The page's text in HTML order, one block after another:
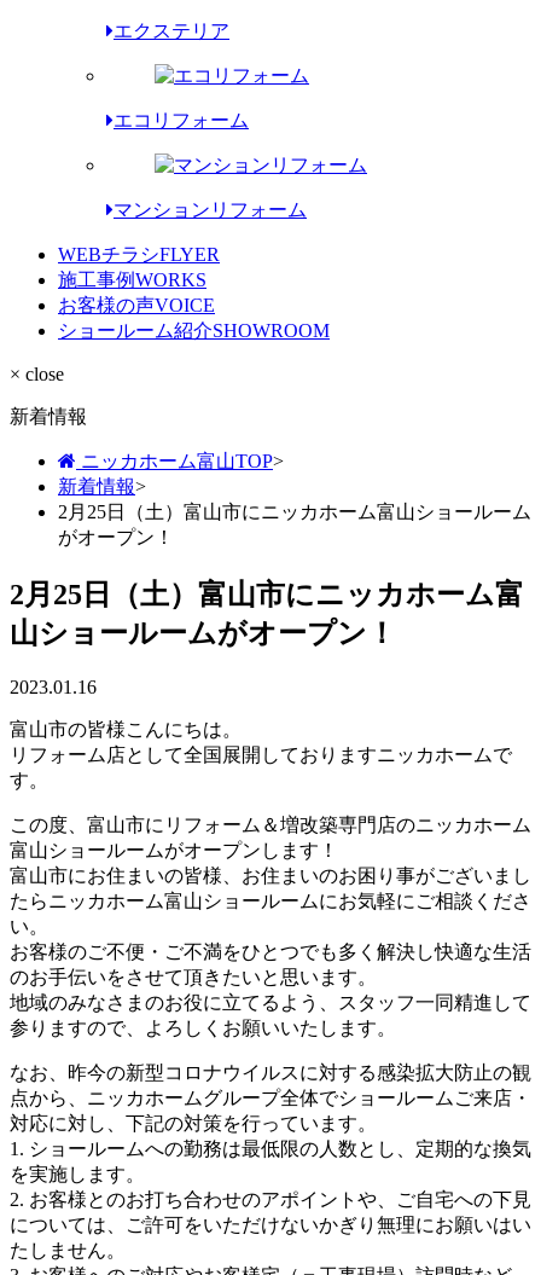
エクステリア
エコリフォーム
マンションリフォーム
WEBチラシFLYER
施工事例WORKS
お客様の声VOICE
ショールーム紹介SHOWROOM
× close
新着情報
ニッカホーム富山TOP>
新着情報>
2月25日（土）富山市にニッカホーム富山ショールーム
がオープン！
2月25日（土）富山市にニッカホーム富
山ショールームがオープン！
2023.01.16
富山市の皆様こんにちは。
リフォーム店として全国展開しておりますニッカホームで
す。
この度、富山市にリフォーム＆増改築専門店のニッカホーム
富山ショールームがオープンします！
富山市にお住まいの皆様、お住まいのお困り事がございまし
たらニッカホーム富山ショールームにお気軽にご相談くださ
い。
お客様のご不便・ご不満をひとつでも多く解決し快適な生活
のお手伝いをさせて頂きたいと思います。
地域のみなさまのお役に立てるよう、スタッフ一同精進して
参りますので、よろしくお願いいたします。
なお、昨今の新型コロナウイルスに対する感染拡大防止の観
点から、ニッカホームグループ全体でショールームご来店・
対応に対し、下記の対策を行っています。
1. ショールームへの勤務は最低限の人数とし、定期的な換気
を実施します。
2. お客様とのお打ち合わせのアポイントや、ご自宅への下見
については、ご許可をいただけないかぎり無理にお願いはい
たしません。